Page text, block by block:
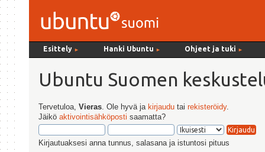
Esittely ► Hanki Ubuntu ► Ohjeet ja tuki ►
Ubuntu Suomen
Tervetuloa,Vieras . Ole hyvä ja kirjaudu tairekisteröidy.
Jäiköaktivointisähköposti saamatta?
Kirjautuaksesi anna tunnus, salasana ja istuntosi pituus